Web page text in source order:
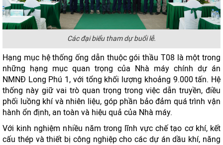
Các đại biểu tham dự buổi lễ.
Hạng mục hệ thống ống dẫn thuộc gói thầu T08 là một trong
những hạng mục quan trọng của Nhà máy chính dự án
NMNĐ Long Phú 1, với tổng khối lượng khoảng 9.000 tấn. Hệ
thống này giữ vai trò quan trọng trong việc dẫn truyền, điều
phối luồng khí và nhiên liệu, góp phần bảo đảm quá trình vận
hành ổn định, an toàn và hiệu quả của Nhà máy.
Với kinh nghiệm nhiều năm trong lĩnh vực chế tạo cơ khí, kết
cấu thép và thiết bị công nghiệp cho các dự án dầu khí, năng